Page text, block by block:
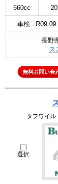
660cc
車検 : R09.09
長野
ス
無料お問い合
タフワイル
選択